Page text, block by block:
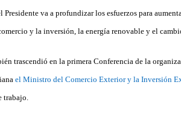
Presidente va a profundizar los esfuerzos para
y la inversión, la energía renovable y el
trascendió en la primera Conferencia de la
el Ministro del Comercio Exterior y la Inversión
trabajo.